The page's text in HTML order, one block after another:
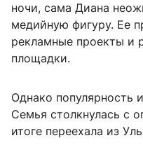
ночи, сама Диана
медийную фигуру. Ее
рекламные проекты и
площадки.
Однако популярность
Семья столкнулась с
итоге переехала из